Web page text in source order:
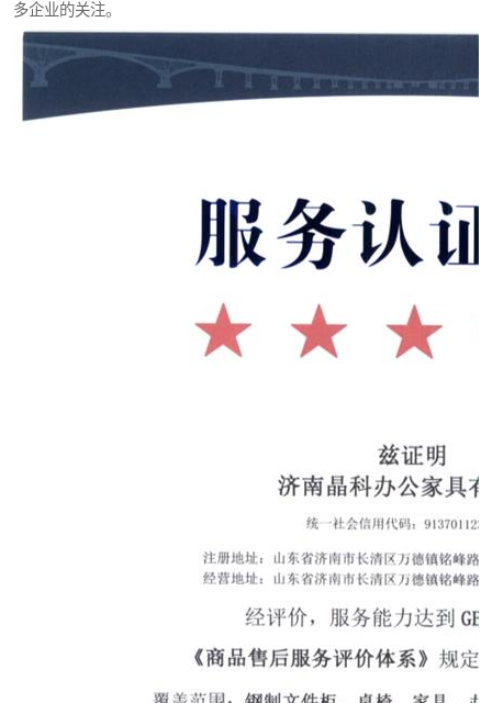
多企业的关注。